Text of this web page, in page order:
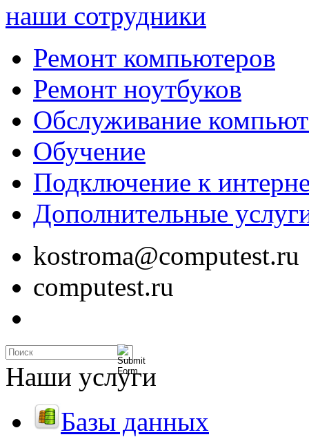
наши сотрудники
Ремонт компьютеров
Ремонт ноутбуков
Обслуживание
Обучение
Подключение к
Дополнительные
kostroma@computest.ru
computest.ru
Наши услуги
Базы данных